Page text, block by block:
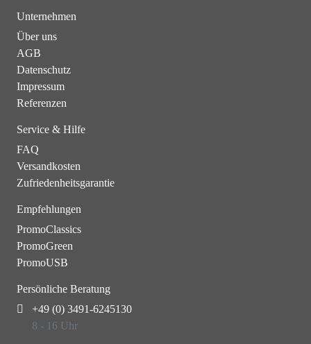
Unternehmen
Über uns
AGB
Datenschutz
Impressum
Referenzen
Service & Hilfe
FAQ
Versandkosten
Zufriedenheitsgarantie
Empfehlungen
PromoClassics
PromoGreen
PromoUSB
Persönliche Beratung
+49 (0) 3491-6245130
8 - 16 Uhr